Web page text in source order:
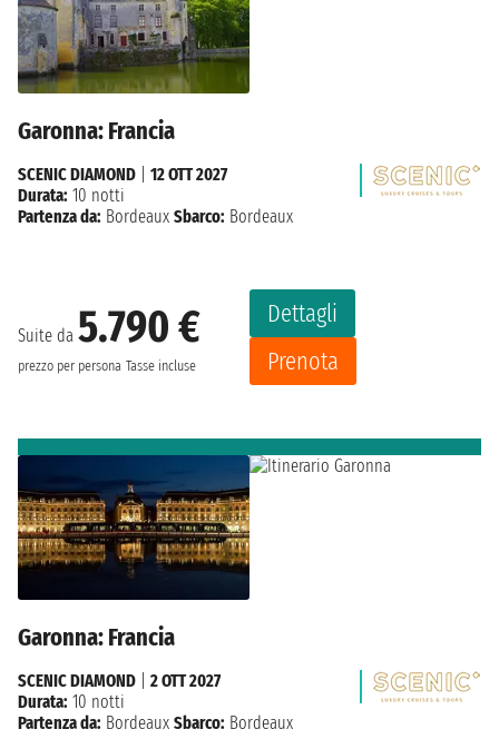
Garonna: Francia
Suite da 5.790 €
prezzo per persona Tasse incluse
Dettagli
Prenota
SCENIC DIAMOND
12 OTT 2027
Durata: 10 notti
Partenza da: Bordeaux Sbarco: Bordeaux
Garonna: Francia
SCENIC DIAMOND
2 OTT 2027
Durata: 10 notti
Partenza da: Bordeaux Sbarco: Bordeaux